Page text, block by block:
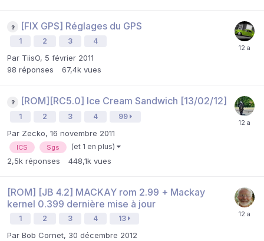
[FIX GPS] Réglages du GPS
1 2 3 4
Par TiisO, 5 février 2011
98 réponses 67,4k vues
[ROM][RC5.0] Ice Cream Sandwich [13/02/12]
1 2 3 4 99
Par Zecko, 16 novembre 2011
ICS Sgs (et 1 en plus)
2,5k réponses 448,1k vues
[ROM] [JB 4.2] MACKAY rom 2.99 + Mackay
kernel 0.399 dernière mise à jour
1 2 3 4 13
Par Bob Cornet, 30 décembre 2012